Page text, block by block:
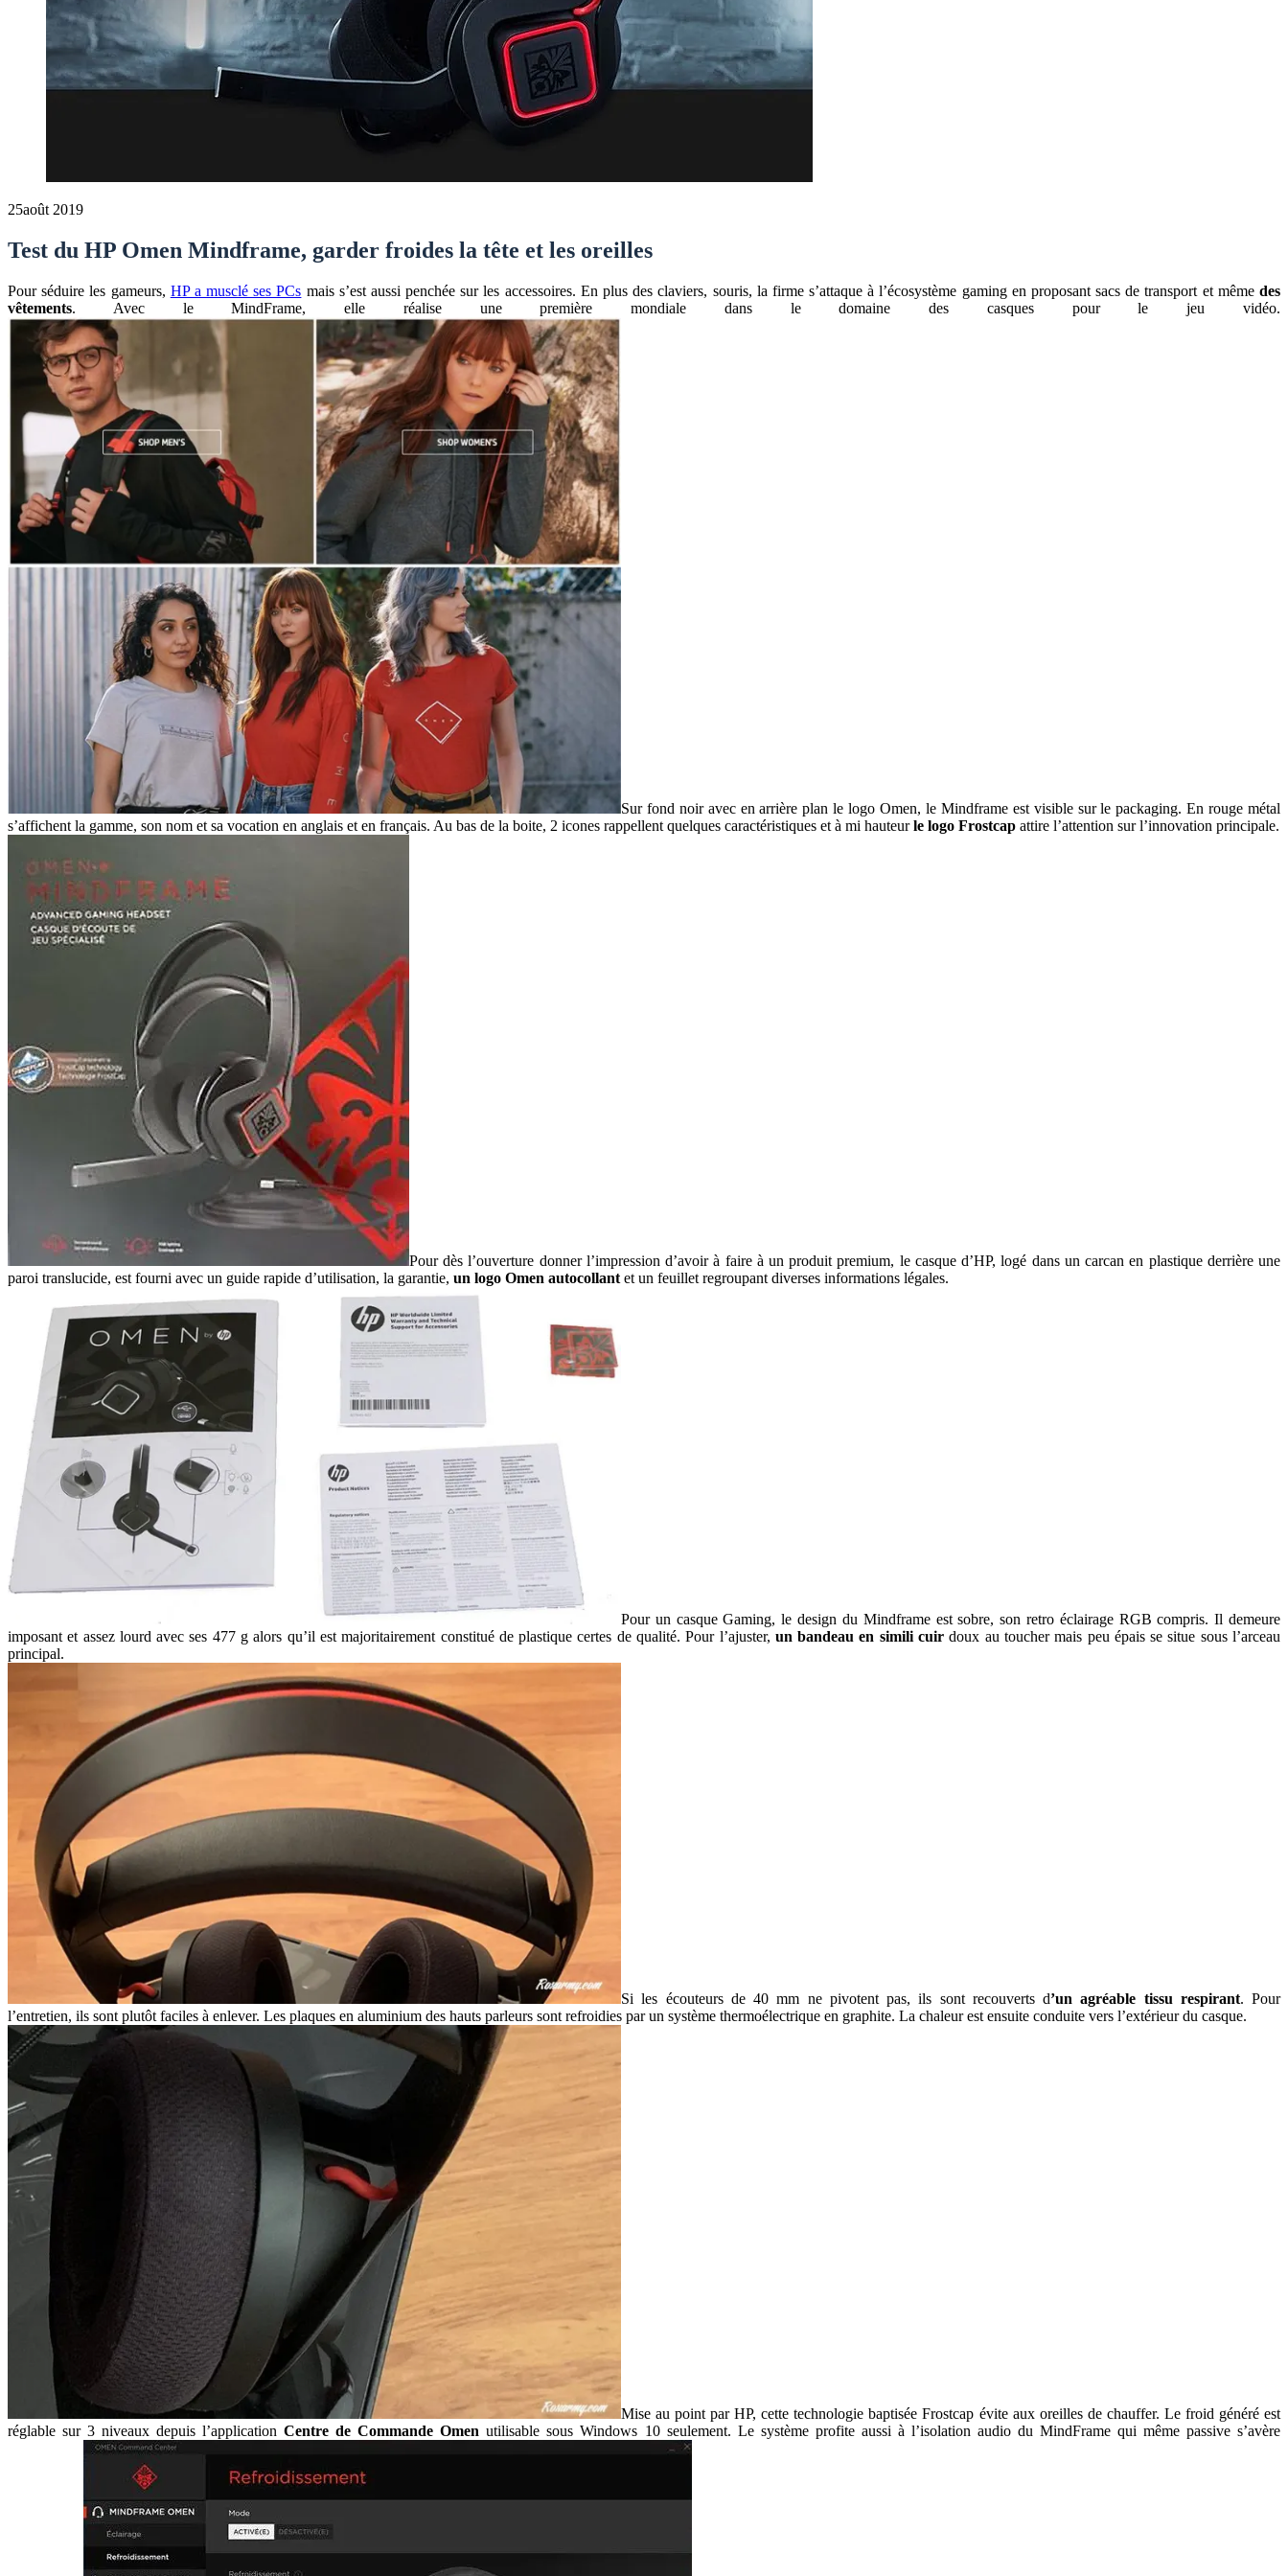
25août 2019
Test du HP Omen Mindframe, garder froides la tête et les oreilles
Pour séduire les gameurs, HP a musclé ses PCs mais s’est aussi penchée sur les accessoires. En plus des claviers, souris, la firme s’attaque à l’écosystème gaming en proposant sacs de transport et mêmedes
vêtements. Avec le MindFrame, elle réalise une première mondiale dans le domaine des casques pour le jeu vidéo.
Sur fond noir avec en arrière plan le logo Omen, le Mindframe est visible sur le packaging. En rouge métal
s’affichent la gamme, son nom et sa vocation en anglais et en français. Au bas de la boite, 2 icones rappellent quelques caractéristiques et à mi hauteurle logo Frostcap attire l’attention sur l’innovation principale.
Pour dès l’ouverture donner l’impression d’avoir à faire à un produit premium, le casque d’HP, logé dans un carcan en plastique derrière une
paroi translucide, est fourni avec un guide rapide d’utilisation, la garantie, un logo Omen autocollant et un feuillet regroupant diverses informations légales.
Pour un casque Gaming, le design du Mindframe est sobre, son retro éclairage RGB compris. Il demeure
imposant et assez lourd avec ses 477 g alors qu’il est majoritairement constitué de plastique certes de qualité. Pour l’ajuster, un bandeau en simili cuir doux au toucher mais peu épais se situe sous l’arceau
principal.
Si les écouteurs de 40 mm ne pivotent pas, ils sont recouverts d’un agréable tissu respirant. Pour
l’entretien, ils sont plutôt faciles à enlever. Les plaques en aluminium des hauts parleurs sont refroidies par un système thermoélectrique en graphite. La chaleur est ensuite conduite vers l’extérieur du casque.
Mise au point par HP, cette technologie baptisée Frostcap évite aux oreilles de chauffer. Le froid généré est
réglable sur 3 niveaux depuis l’applicationCentre de Commande Omen utilisable sous Windows 10 seulement. Le système profite aussi à l’isolation audio du MindFrame qui même passive s’avère